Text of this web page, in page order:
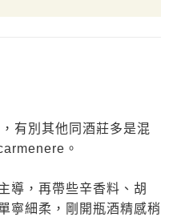
有別其他同酒莊多是混
。
導，再帶些辛香料、胡
寧細柔，剛開瓶酒精感稍